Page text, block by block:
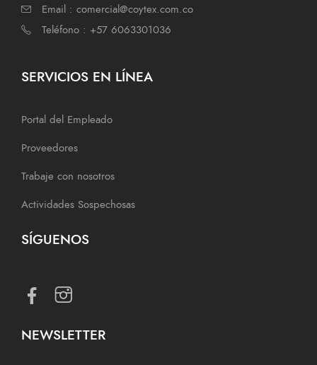
Email : comercial@coytex.com.co
Teléfono : +57 6063301036
SERVICIOS EN LÍNEA
Portal del Empleado
Proveedores
Trabaje con nosotros
Actividades Sospechosas
SÍGUENOS
NEWSLETTER